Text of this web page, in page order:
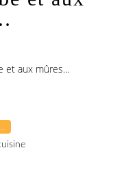
et aux mûres…